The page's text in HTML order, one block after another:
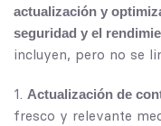
actualización y
seguridad y el
incluyen, pero no se
Actualización de
fresco y relevante